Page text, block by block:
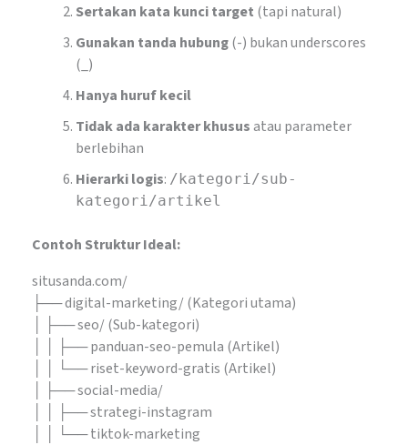
Sertakan kata kunci target (tapi natural)
Gunakan tanda hubung(-) bukan underscores
(_)
Hanya huruf kecil
Tidak ada karakter khususatau parameter
berlebihan
Hierarki logis: /kategori/sub-
kategori/artikel
Contoh Struktur Ideal:
situsanda.com/
├── digital-marketing/ (Kategori utama)
│ ├── seo/ (Sub-kategori)
│ │ ├── panduan-seo-pemula (Artikel)
│ │ └── riset-keyword-gratis (Artikel)
│ ├── social-media/
│ │ ├── strategi-instagram
│ │ └── tiktok-marketing